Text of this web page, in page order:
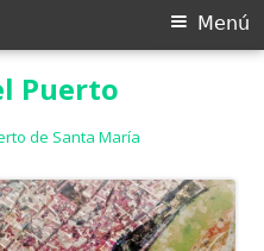
Puerto
de Santa María
Menú